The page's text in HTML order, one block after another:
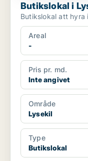
Butikslokal i
Butikslokal att hyra
Areal
-
Pris pr. md.
Inte angivet
Område
Lysekil
Type
Butikslokal